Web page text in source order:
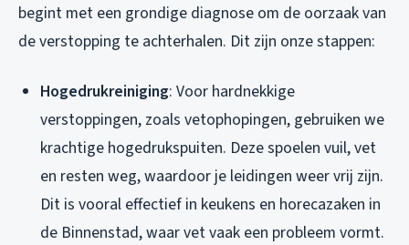
begint met een grondige diagnose om de oorzaak van
de verstopping te achterhalen. Dit zijn onze stappen:
Hogedrukreiniging: Voor hardnekkige
verstoppingen, zoals vetophopingen, gebruiken we
krachtige hogedrukspuiten. Deze spoelen vuil, vet
en resten weg, waardoor je leidingen weer vrij zijn.
Dit is vooral effectief in keukens en horecazaken in
de Binnenstad, waar vet vaak een probleem vormt.